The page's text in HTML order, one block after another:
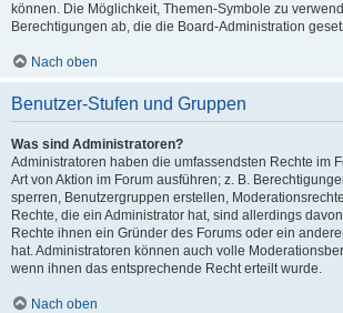
können. Die Möglichkeit, Themen-Symbole zu
Berechtigungen ab, die die Board-Administration
Nach oben
Benutzer-Stufen und Gruppen
Was sind Administratoren?
Administratoren haben die umfassendsten Rechte im
Art von Aktion im Forum ausführen; z. B.
sperren, Benutzergruppen erstellen,
Rechte, die ein Administrator hat, sind allerdings
Rechte ihnen ein Gründer des Forums oder ein
hat. Administratoren können auch volle
wenn ihnen das entsprechende Recht erteilt wurde.
Nach oben